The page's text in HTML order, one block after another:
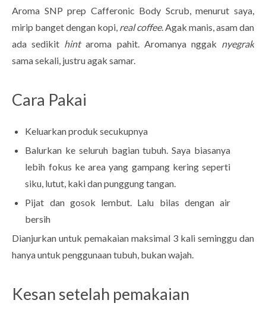
Aroma SNP prep Cafferonic Body Scrub, menurut saya,
mirip banget dengan kopi, real coffee. Agak manis, asam dan
ada sedikit hintaroma pahit. Aromanya nggak nyegrak
sama sekali, justru agak samar.
Cara Pakai
Keluarkan produk secukupnya
Balurkan ke seluruh bagian tubuh. Saya biasanya
lebih fokus ke area yang gampang kering seperti
siku, lutut, kaki dan punggung tangan.
Pijat dan gosok lembut. Lalu bilas dengan air
bersih
Dianjurkan untuk pemakaian maksimal 3 kali seminggu dan
hanya untuk penggunaan tubuh, bukan wajah.
Kesan setelah pemakaian